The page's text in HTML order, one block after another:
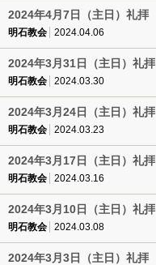
2024年4月7日（主日）礼拝
明石教会 2024.04.06
2024年3月31日（主日）礼拝
明石教会 2024.03.30
2024年3月24日（主日）礼拝
明石教会 2024.03.23
2024年3月17日（主日）礼拝
明石教会 2024.03.16
2024年3月10日（主日）礼拝
明石教会 2024.03.08
2024年3月3日（主日）礼拝